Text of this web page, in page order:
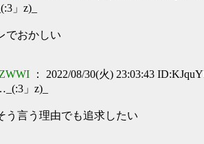
」z)_
でおかしい
： 2022/08/30(火) 23:03:43
」z)_
う言う理由でも追求したい